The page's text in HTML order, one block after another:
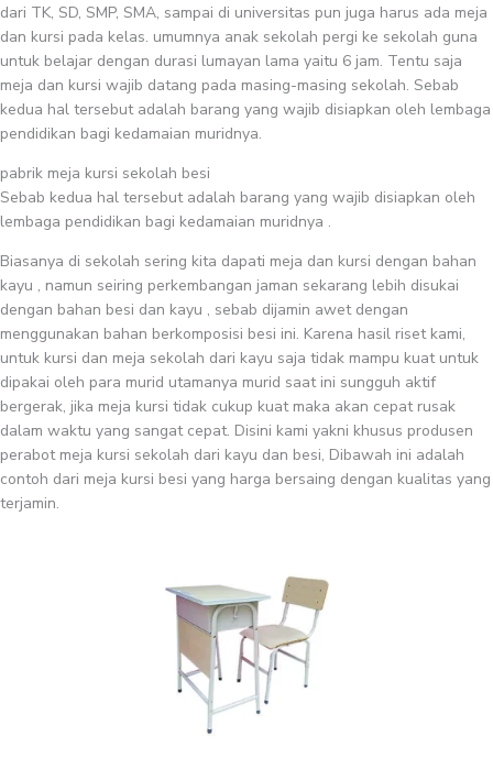
dari TK, SD, SMP, SMA, sampai di universitas pun juga harus ada meja
dan kursi pada kelas. umumnya anak sekolah pergi ke sekolah guna
untuk belajar dengan durasi lumayan lama yaitu 6 jam. Tentu saja
meja dan kursi wajib datang pada masing-masing sekolah. Sebab
kedua hal tersebut adalah barang yang wajib disiapkan oleh lembaga
pendidikan bagi kedamaian muridnya.
pabrik meja kursi sekolah besi
Sebab kedua hal tersebut adalah barang yang wajib disiapkan oleh
lembaga pendidikan bagi kedamaian muridnya .
Biasanya di sekolah sering kita dapati meja dan kursi dengan bahan
kayu , namun seiring perkembangan jaman sekarang lebih disukai
dengan bahan besi dan kayu , sebab dijamin awet dengan
menggunakan bahan berkomposisi besi ini. Karena hasil riset kami,
untuk kursi dan meja sekolah dari kayu saja tidak mampu kuat untuk
dipakai oleh para murid utamanya murid saat ini sungguh aktif
bergerak, jika meja kursi tidak cukup kuat maka akan cepat rusak
dalam waktu yang sangat cepat. Disini kami yakni khusus produsen
perabot meja kursi sekolah dari kayu dan besi, Dibawah ini adalah
contoh dari meja kursi besi yang harga bersaing dengan kualitas yang
terjamin.